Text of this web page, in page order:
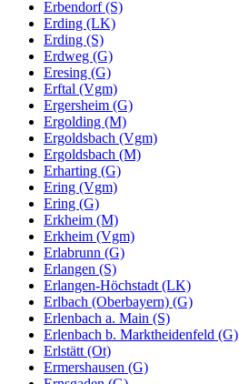
Erbendorf (S)
Erding (LK)
Erding (S)
Erdweg (G)
Eresing (G)
Erftal (Vgm)
Ergersheim (G)
Ergolding (M)
Ergoldsbach (Vgm)
Ergoldsbach (M)
Erharting (G)
Ering (Vgm)
Ering (G)
Erkheim (M)
Erkheim (Vgm)
Erlabrunn (G)
Erlangen (S)
Erlangen-Höchstadt (LK)
Erlbach (Oberbayern) (G)
Erlenbach a. Main (S)
Erlenbach b. Marktheidenfeld (G)
Erlstätt (Ot)
Ermershausen (G)